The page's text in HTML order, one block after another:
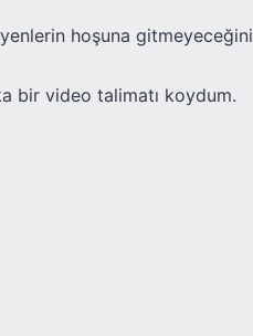
hoşuna gitmeyeceğini
bir video talimatı koydum.